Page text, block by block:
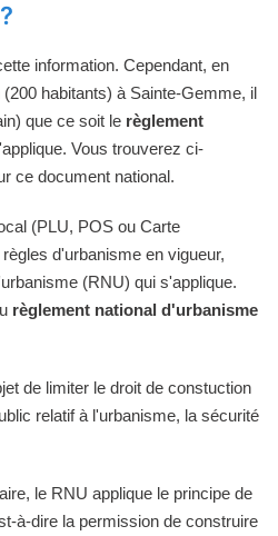
information. Cependant, en
habitants) à Sainte-Gemme, il
que ce soit le règlement
Vous trouverez ci-
ce document national.
(PLU, POS ou Carte
d'urbanisme en vigueur,
(RNU) qui s'applique.
règlement national d'urbanisme
de limiter le droit de constuction
relatif à l'urbanisme, la sécurité
le RNU applique le principe de
à-dire la permission de construire